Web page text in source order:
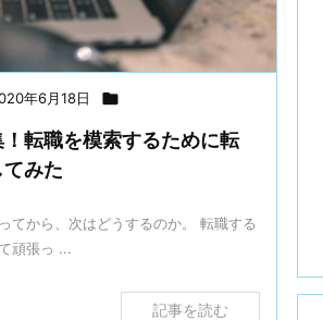
年6月18日 
転職を模索するために転
みた
てから、次はどうするのか。 転職する
頑張っ ...
記事を読む